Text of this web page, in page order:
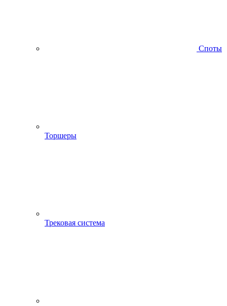
Споты
Торшеры
Трековая система